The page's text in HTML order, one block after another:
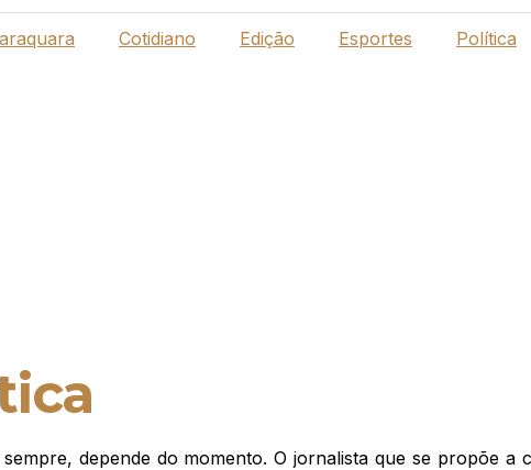
Cotidiano Edição Esportes Política
depende do momento. O jornalista que se propõe a